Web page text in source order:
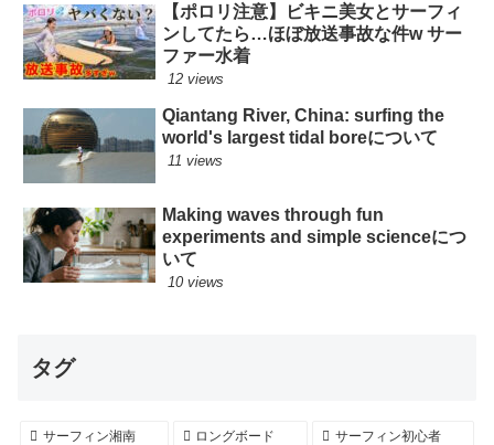
【ポロリ注意】ビキニ美女とサーフィ
ンしてたら…ほぼ放送事故な件w サー
ファー水着
12 views
Qiantang River, China: surfing the
world's largest tidal boreについて
11 views
Making waves through fun
experiments and simple scienceにつ
いて
10 views
タグ
サーフィン湘南 ロングボード サーフィン初心者